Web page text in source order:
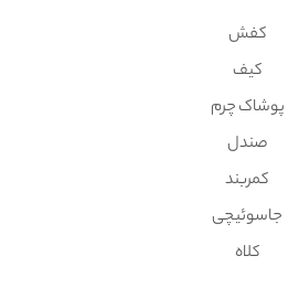
کفش
کیف
پوشاک چرم
صندل
کمربند
جاسوئیچی
کلاه